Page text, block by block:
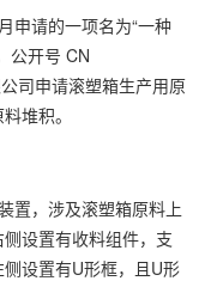
申请的一项名为“一种
公开号 CN
司申请滚塑箱生产用原
堆积。
置，涉及滚塑箱原料上
设置有收料组件，支
设置有U形框，且U形